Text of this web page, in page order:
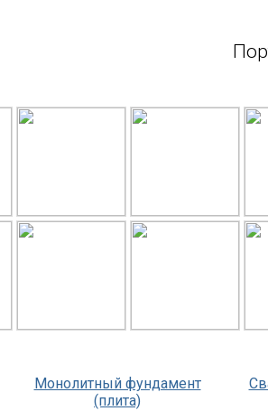
Монолитный фундамент
(плита)